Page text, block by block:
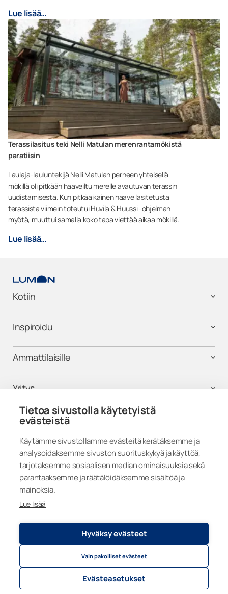
Tietoa sivustolla käytetyistä
evästeistä
Käytämme sivustollamme evästeitä kerätäksemme ja
analysoidaksemme sivuston suorituskykyä ja käyttöä,
tarjotaksemme sosiaalisen median ominaisuuksia sekä
parantaaksemme ja räätälöidäksemme sisältöä ja
mainoksia.
Lue lisää
Hyväksy evästeet
Vain pakolliset evästeet
Evästeasetukset
Lue lisää…
Terassilasitus teki Nelli Matulan merenrantamökistä
paratiisin
Laulaja-lauluntekijä Nelli Matulan perheen yhteisellä
mökillä oli pitkään haaveiltu merelle avautuvan terassin
uudistamisesta. Kun pitkäaikainen haave lasitetusta
terassista viimein toteutui Huvila & Huussi -ohjelman
myötä, muuttui samalla koko tapa viettää aikaa mökillä.
Lue lisää…
Kotiin
Inspiroidu
Ammattilaisille
Yritys
Tuki
Seuraa meitä
Finland
Lumon Group